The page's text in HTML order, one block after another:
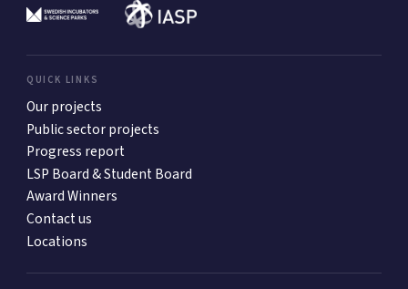
QUICK LINKS
Our projects
Public sector projects
Progress report
LSP Board & Student Board
Award Winners
Contact us
Locations